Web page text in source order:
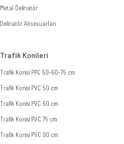
Metal Delinatör
Delinatör Aksesuarları
Trafik Konileri
Trafik Konisi PPC 50-60-75 cm
Trafik Konisi PVC 50 cm
Trafik Konisi PVC 60 cm
Trafik Konisi PVC 75 cm
Trafik Konisi PVC 90 cm